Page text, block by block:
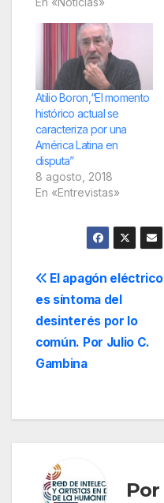
Atilio Boron,“El momento
histórico actual se
caracteriza por una
América Latina en
disputa”
8 agosto, 2018
En «Entrevistas»
Navegación
de
entradas
El apagón eléctrico
es síntoma del
desinterés por lo
común. Por Julio C.
Gambina
Por